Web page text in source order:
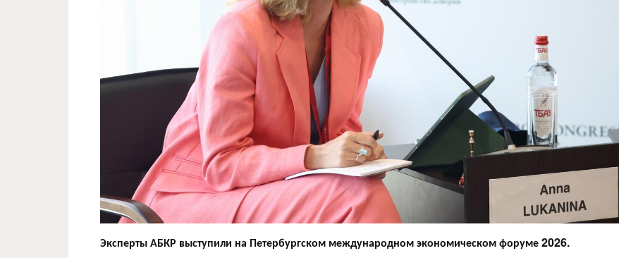
Эксперты АБКР выступили на Петербургском международном экономическом форуме 2026.